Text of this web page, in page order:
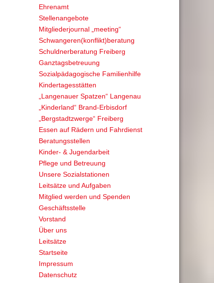
Ehrenamt
Stellenangebote
Mitgliederjournal „meeting“
Schwangeren(konflikt)beratung
Schuldnerberatung Freiberg
Ganztagsbetreuung
Sozialpädagogische Familienhilfe
Kindertagesstätten
„Langenauer Spatzen“ Langenau
„Kinderland“ Brand-Erbisdorf
„Bergstadtzwerge“ Freiberg
Essen auf Rädern und Fahrdienst
Beratungsstellen
Kinder- & Jugendarbeit
Pflege und Betreuung
Unsere Sozialstationen
Leitsätze und Aufgaben
Mitglied werden und Spenden
Geschäftsstelle
Vorstand
Über uns
Leitsätze
Startseite
Impressum
Datenschutz